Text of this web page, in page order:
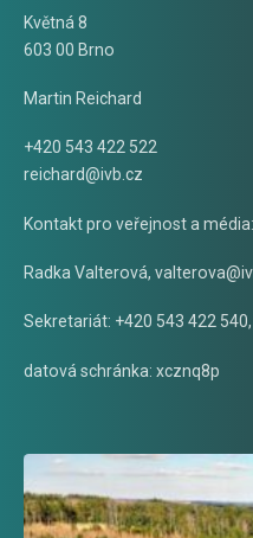
Květná 8
603 00 Brno
Martin Reichard
+420 543 422 522
reichard@ivb.cz
Kontakt pro veřejnost a média:
Radka Valterová,
Sekretariát: +420 543 422 540,
datová schránka: xcznq8p